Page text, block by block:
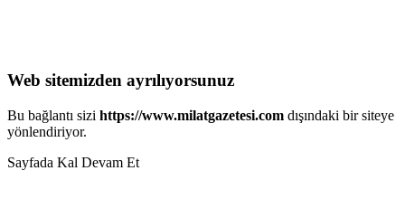
Web sitemizden ayrılıyorsunuz
Bu bağlantı sizi https://www.milatgazetesi.com dışındaki bir siteye
yönlendiriyor.
Sayfada Kal Devam Et